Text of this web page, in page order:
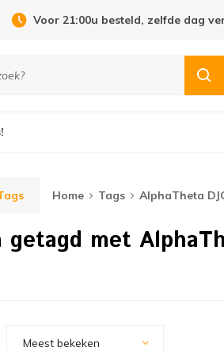
Voor 21:00u besteld, zelfde dag
Home Tags AlphaTheta
met
Meest bekeken